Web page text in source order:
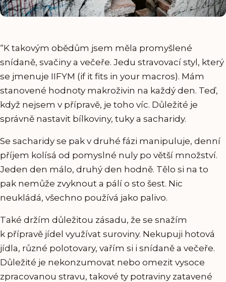
“K takovým obědům jsem měla promyšlené
snídaně, svačiny a večeře. Jedu stravovací styl, který
se jmenuje IIFYM (if it fits in your macros). Mám
stanovené hodnoty makroživin na každý den. Teď,
když nejsem v přípravě, je toho víc. Důležité je
správně nastavit bílkoviny, tuky a sacharidy.
Se sacharidy se pak v druhé fázi manipuluje, denní
příjem kolísá od pomyslné nuly po větší množství.
Jeden den málo, druhý den hodně. Tělo si na to
pak nemůže zvyknout a pálí o sto šest. Nic
neukládá, všechno používá jako palivo.
Také držím důležitou zásadu, že se snažím
k přípravě jídel využívat suroviny. Nekupuji hotová
jídla, různé polotovary, vařím si i snídaně a večeře.
Důležité je nekonzumovat nebo omezit vysoce
zpracovanou stravu, takové ty potraviny zatavené